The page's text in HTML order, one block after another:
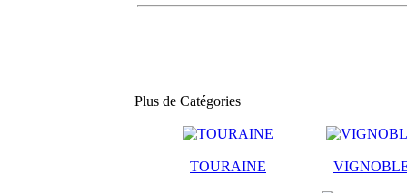
Plus de Catégories
TOURAINE